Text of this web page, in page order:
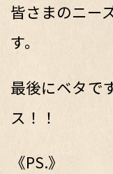
皆さまのニー
す。
最後にベタで
ス！！
《PS.》